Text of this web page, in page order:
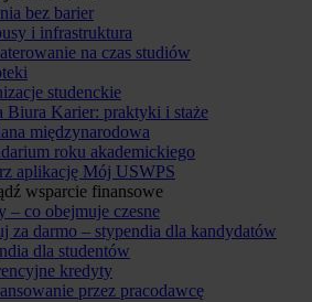
bez barier
i infrastruktura
na czas studiów
studenckie
Biura Karier: praktyki i staże
międzynarodowa
roku akademickiego
aplikację Mój USWPS
wsparcie finansowe
– co obejmuje czesne
za darmo – stypendia dla kandydatów
dla studentów
kredyty
przez pracodawcę